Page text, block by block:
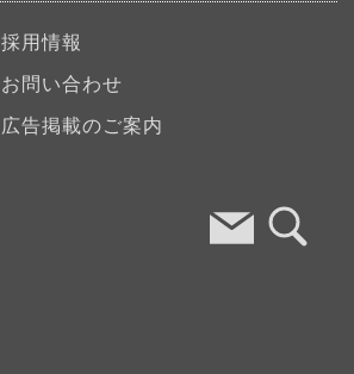
採用情報
お問い合わせ
広告掲載のご案内